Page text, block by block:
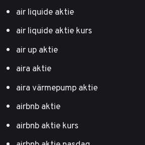
air liquide aktie
air liquide aktie kurs
air up aktie
aira aktie
aira värmepump aktie
airbnb aktie
airbnb aktie kurs